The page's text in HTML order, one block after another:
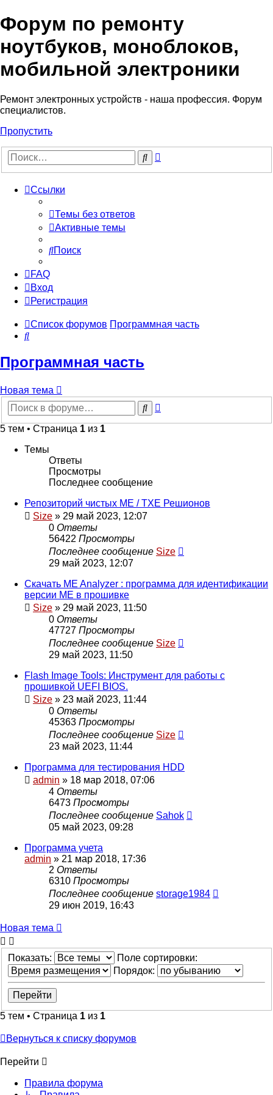
Регистрация
Форум по ремонту
ноутбуков, моноблоков,
мобильной электроники
Ремонт электронных устройств - наша профессия. Форум
специалистов.
Пропустить
Поиск
Ссылки
Темы без ответов
Активные темы
Поиск
FAQ
Вход
Регистрация
Список форумов Программная часть
Поиск
Программная часть
Новая
тема
Новая тема
Поиск
5 тем • Страница 1 из 1
Темы
Ответы
Просмотры
Последнее сообщение
Репозиторий чистых ME / TXE Решионов
Size » 29 май 2023, 12:07
0 Ответы
56422 Просмотры
Последнее сообщение Size
29 май 2023, 12:07
Скачать ME Analyzer : программа для идентификации
версии ME в прошивке
Size » 29 май 2023, 11:50
0 Ответы
47727 Просмотры
Последнее сообщение Size
29 май 2023, 11:50
Flash Image Tools: Инструмент для работы с
прошивкой UEFI BIOS.
Size » 23 май 2023, 11:44
0 Ответы
45363 Просмотры
Последнее сообщение Size
23 май 2023, 11:44
Программа для тестирования HDD
admin » 18 мар 2018, 07:06
4 Ответы
6473 Просмотры
Последнее сообщение Sahok
05 май 2023, 09:28
Программа учета
admin » 21 мар 2018, 17:36
2 Ответы
6310 Просмотры
Последнее сообщение storage1984
29 июн 2019, 16:43
Новая
тема
Новая тема
Показать:
Поле сортировки:
Порядок:
5 тем • Страница 1 из 1
Вернуться к списку форумов
Перейти
Правила форума